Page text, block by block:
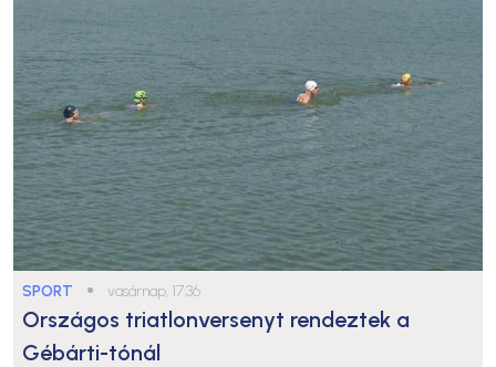
SPORT ● vasárnap, 17:36
Országos triatlonversenyt rendeztek a
Gébárti-tónál